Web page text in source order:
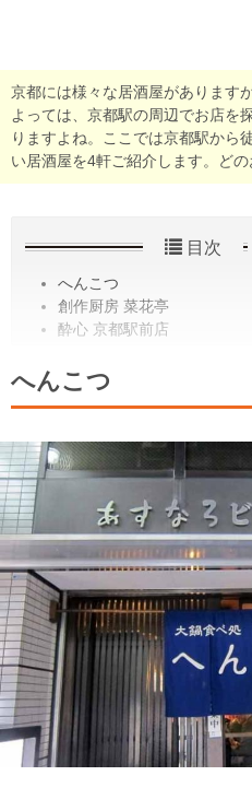
京都には様々な居酒屋があります
よっては、京都駅の周辺でお店を
りますよね。ここでは京都駅から
い居酒屋を4軒ご紹介します。ど
目次
へんこつ
創作厨房 菜花亭
酔心 京都駅前店
へんこつ